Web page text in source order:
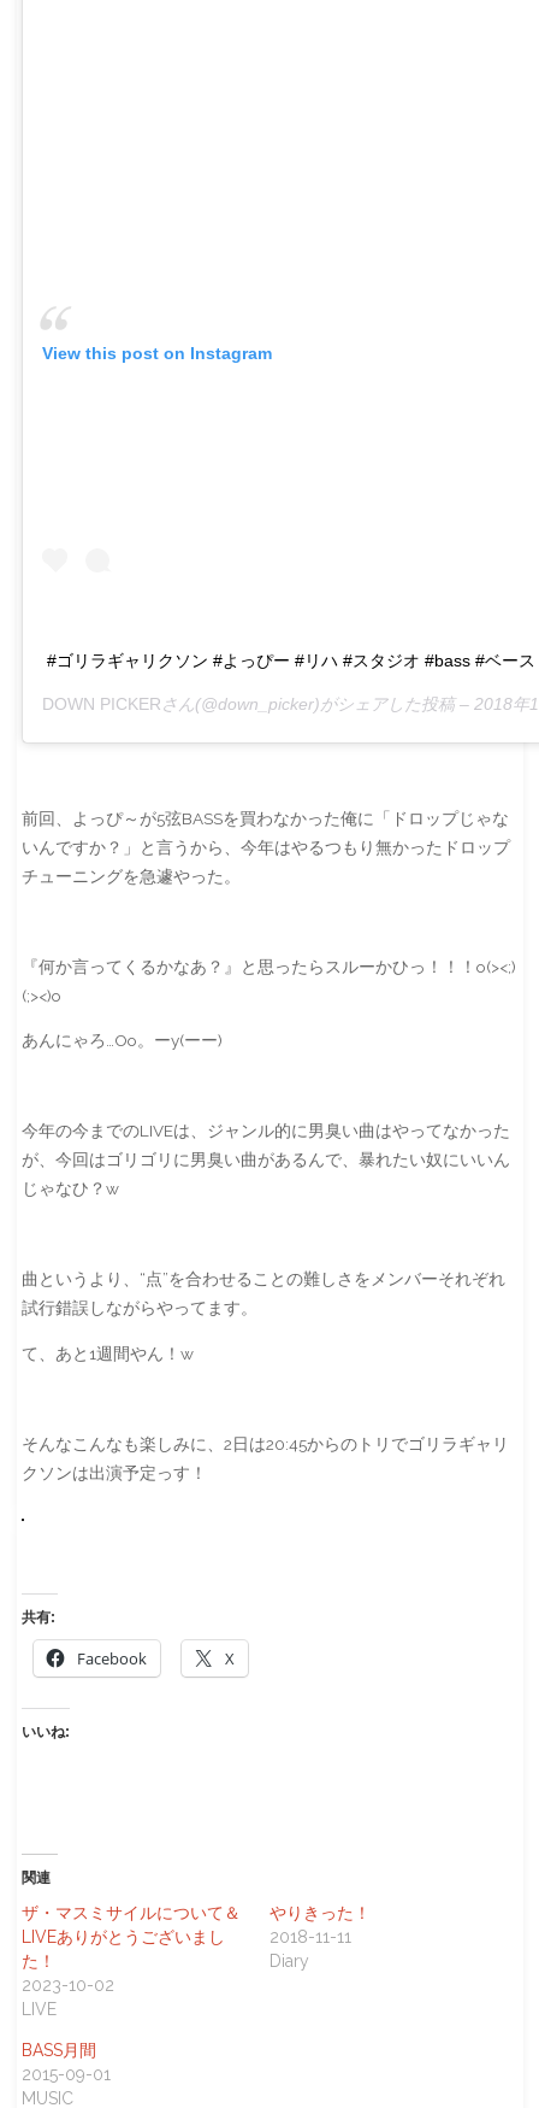
View this post on Instagram
#ゴリラギャリクソン #よっぴー #リハ #スタジオ #bass #ベー
DOWN PICKERさん(@down_picker)がシェアした投稿 – 2018年
前回、よっぴ～が5弦BASSを買わなかった俺に「ドロップじゃな
いんですか？」と言うから、今年はやるつもり無かったドロップ
チューニングを急遽やった。
『何か言ってくるかなあ？』と思ったらスルーかひっ！！！o(><;)
(;><)o
あんにゃろ…Oo。ーy(ーー)
今年の今までのLIVEは、ジャンル的に男臭い曲はやってなかった
が、今回はゴリゴリに男臭い曲があるんで、暴れたい奴にいいん
じゃなひ？w
曲というより、“点”を合わせることの難しさをメンバーそれぞれ
試行錯誤しながらやってます。
て、あと1週間やん！w
そんなこんなも楽しみに、2日は20:45からのトリでゴリラギャリ
クソンは出演予定っす！
共有:
Facebook X
いいね:
関連
ザ・マスミサイルについて＆
LIVEありがとうございまし
た！
2023-10-02
LIVE
やりきった！
2018-11-11
Diary
BASS月間
2015-09-01
MUSIC